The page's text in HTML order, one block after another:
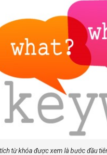
từ khóa được xem là bước đầu